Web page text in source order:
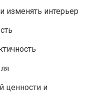
изменять интерьер
ценности и